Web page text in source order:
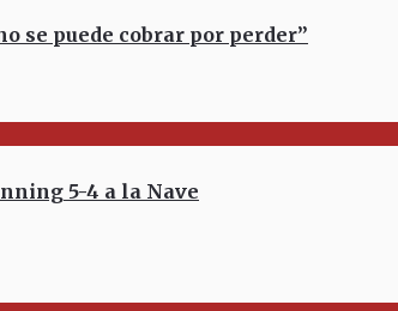
se puede cobrar por perder”
5-4 a la Nave